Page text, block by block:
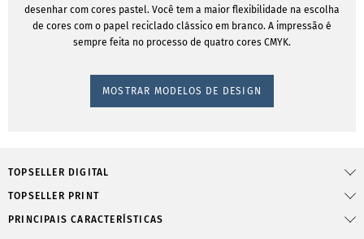
desenhar com cores pastel. Você tem a maior flexibilidade na escolha
de cores com o papel reciclado clássico em branco. A impressão é
sempre feita no processo de quatro cores CMYK.
MOSTRAR MODELOS DE DESIGN
TOPSELLER DIGITAL
TOPSELLER PRINT
PRINCIPAIS CARACTERÍSTICAS